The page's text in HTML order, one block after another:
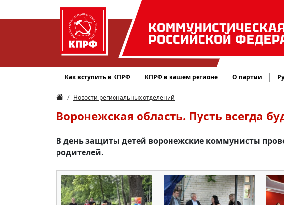
РОССИЙСКОЙ
Как вступить в КПРФ КПРФ в вашем регионе О партии
Новости региональных отделений
Воронежская область. Пусть всегда
В день защиты детей воронежские коммунисты
родителей.